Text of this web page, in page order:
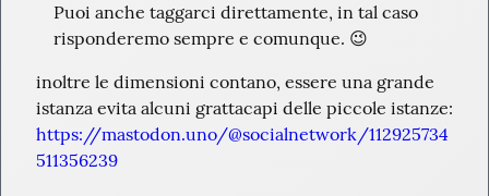
Puoi anche taggarci direttamente, in tal caso
risponderemo sempre e comunque. 😉
inoltre le dimensioni contano, essere una grande
https://mastodon.uno/@socialnetwork/112925734
511356239